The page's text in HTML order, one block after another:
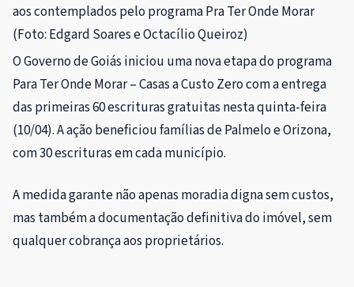
aos contemplados pelo programa Pra Ter Onde Morar
(Foto: Edgard Soares e Octacílio Queiroz)
O Governo de Goiás iniciou uma nova etapa do programa
Para Ter Onde Morar – Casas a Custo Zero com a entrega
das primeiras 60 escrituras gratuitas nesta quinta-feira
(10/04). A ação beneficiou famílias de Palmelo e Orizona,
com 30 escrituras em cada município.
A medida garante não apenas moradia digna sem custos,
mas também a documentação definitiva do imóvel, sem
qualquer cobrança aos proprietários.